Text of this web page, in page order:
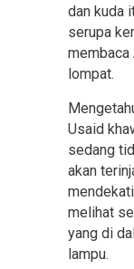
dan kuda
serupa
membaca
lompat.
Usaid
sedang
akan
melihat
yang di
lampu.